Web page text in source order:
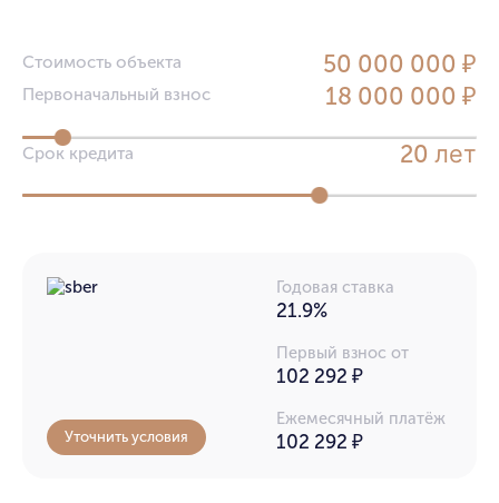
Стоимость объекта 50 000 000 ₽
Первоначальный взнос 18 000 000 ₽
Срок кредита 20 лет
Годовая ставка
21.9%
Первый взнос от
102 292 ₽
Ежемесячный платёж
102 292 ₽
Уточнить условия